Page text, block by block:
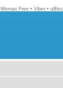
Mixmax Free • Viber •